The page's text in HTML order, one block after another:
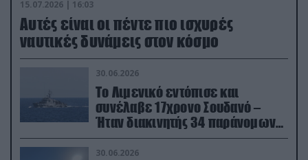
15.07.2026 | 16:03
Aυτές είναι οι πέντε πιο ισχυρές
ναυτικές δυνάμεις στον κόσμο
30.06.2026
Το Λιμενικό εντόπισε και
συνέλαβε 17χρονο Σουδανό –
Ήταν διακινητής 34 παράνομων
μεταναστών
30.06.2026